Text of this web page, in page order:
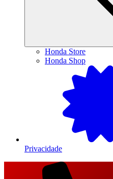
Honda Store
Honda Shop
Privacidade